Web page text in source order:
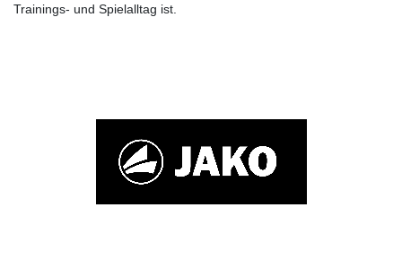
Trainings- und Spielalltag ist.